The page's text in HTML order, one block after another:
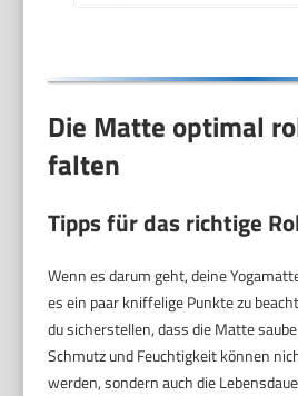
Die Matte optimal
falten
Tipps für das richtige
Wenn es darum geht, deine
es ein paar kniffelige Punkte zu
du sicherstellen, dass die Matte
Schmutz und Feuchtigkeit können
werden, sondern auch die